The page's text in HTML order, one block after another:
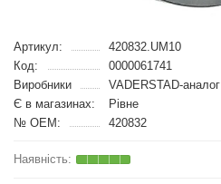
Артикул:
420832.UM10
Код:
0000061741
Виробники
VADERSTAD-аналог
Є в магазинах:
Рівне
№ OEM:
420832